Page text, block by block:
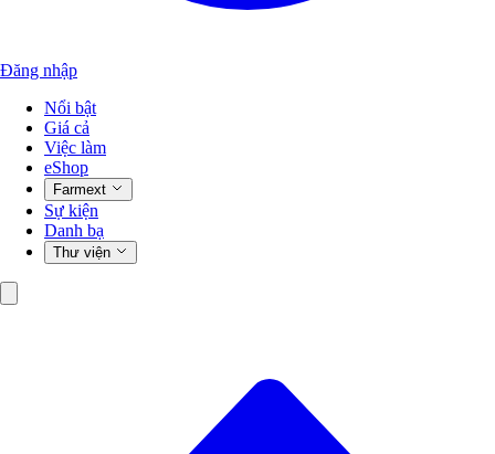
Đăng nhập
Nổi bật
Giá cả
Việc làm
eShop
Farmext
Sự kiện
Danh bạ
Thư viện